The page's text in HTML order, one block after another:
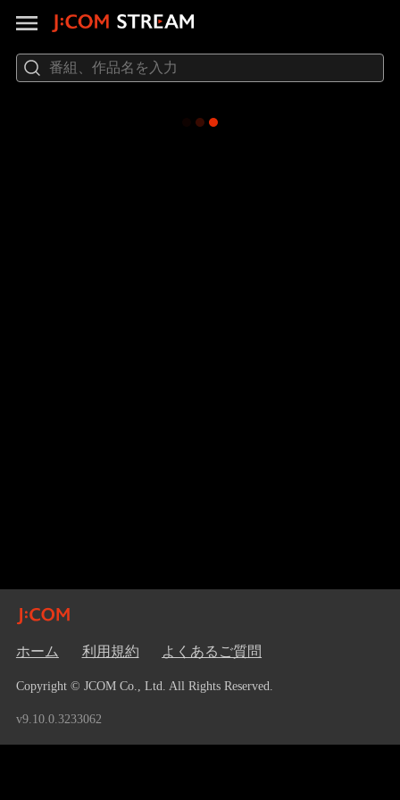
ホーム 利用規約 よくあるご質問
Copyright © JCOM Co., Ltd. All Rights Reserved.
v9.10.0.3233062